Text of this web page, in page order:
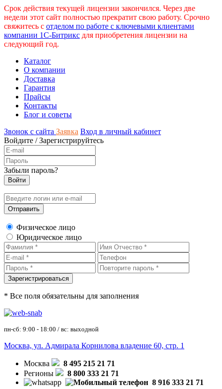
Срок действия текущей лицензии закончился. Через две
недели этот сайт полностью прекратит свою работу. Срочно
свяжитесь с отделом по работе с ключевыми клиентами
компании 1С-Битрикс для приобретения лицензии на
следующий год.
Каталог
О компании
Доставка
Гарантия
Прайсы
Контакты
Блог и советы
Звонок с сайта Заявка Вход в личный кабинет
Войдите /Зарегистрируйтесь
Забыли пароль?
Физическое лицо
Юридическое лицо
* Все поля обязательны для заполнения
пн-сб: 9:00 - 18:00 / вс: выходной
Москва, ул. Адмирала Корнилова владение 60, стр. 1
Москва
8 495 215 21 71
Регионы
8 800 333 21 71
8 916 333 21 71